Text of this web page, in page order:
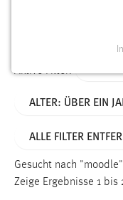
Aktive Filter:
ALTER: ÜBER EIN
ALLE FILTER
Gesucht nach
Zeige Ergebnisse 1 bis
Funktionen und
Name: